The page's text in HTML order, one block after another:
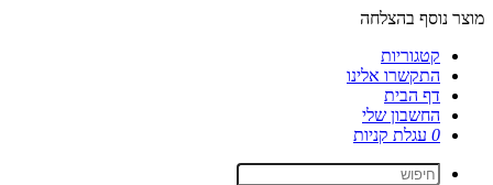
מוצר נוסף בהצלחה
קטגוריות
התקשרו אלינו
דף הבית
החשבון שלי
0 עגלת קניות